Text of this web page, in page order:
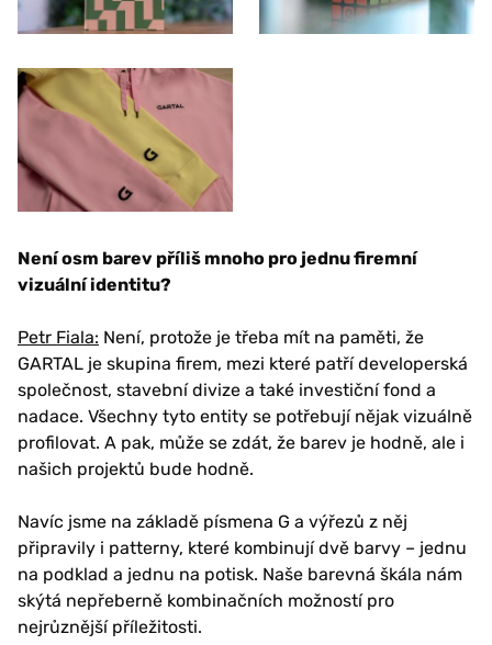
Není osm barev příliš mnoho pro jednu firemní
vizuální identitu?
Petr Fiala: Není, protože je třeba mít na paměti, že
GARTAL je skupina firem, mezi které patří developerská
společnost, stavební divize a také investiční fond a
nadace. Všechny tyto entity se potřebují nějak vizuálně
profilovat. A pak, může se zdát, že barev je hodně, ale i
našich projektů bude hodně.
Navíc jsme na základě písmena G a výřezů z něj
připravily i patterny, které kombinují dvě barvy – jednu
na podklad a jednu na potisk. Naše barevná škála nám
skýtá nepřeberně kombinačních možností pro
nejrůznější příležitosti.